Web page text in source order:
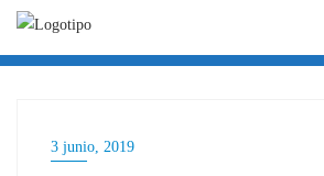
contenido
3 junio, 2019